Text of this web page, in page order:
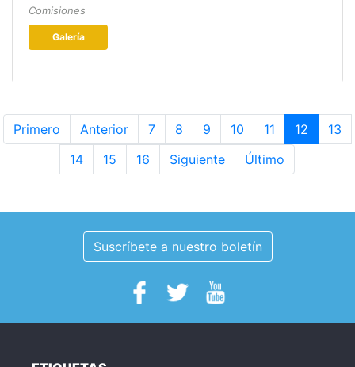
Comisiones
Galería
Primero Anterior 7 8 9 10 11 12
13
14
15 16 Siguiente Último
Suscríbete a nuestro boletín